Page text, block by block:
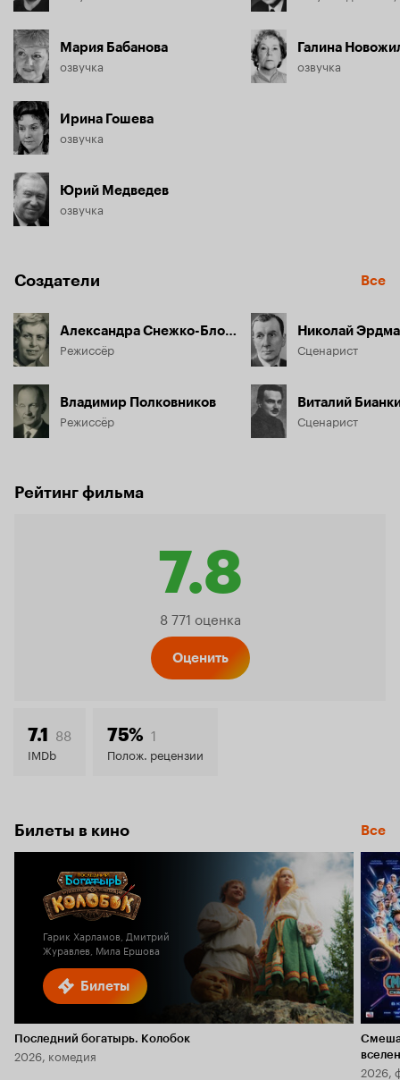
Мария Бабанова
озвучка
Ирина Гошева
озвучка
Юрий Медведев
озвучка
Галина
озвучка
Создатели Все
Александра Снежко-Блоцкая
Режиссёр
Владимир Полковников
Режиссёр
Николай
Сценарист
Виталий
Сценарист
Рейтинг фильма
7.8
Рейтинг
7.8
8 771 оценка
Оценить
7.1 88
IMDb
75% 1
Полож. рецензии
Билеты в кино Все
Билеты
Гарик Харламов, Дмитрий
Журавлев, Мила Ершова
Последний богатырь. Колобок
2026, комедия
2026,